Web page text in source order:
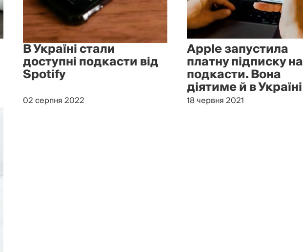
В Україні стали
доступні подкасти від
Spotify
02 серпня 2022
Apple запустила
платну підписку на
подкасти. Вона
діятиме й в Україні
18 червня 2021